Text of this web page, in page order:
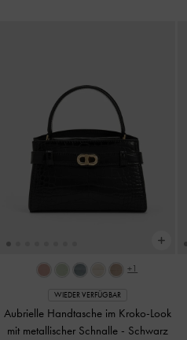
+1
WIEDER VERFÜGBAR
Aubrielle Handtasche im Kroko-Look
mit metallischer Schnalle - Schwarz